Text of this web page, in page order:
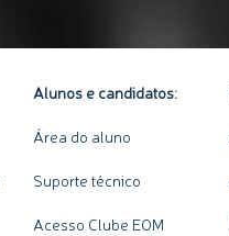
Alunos e candidatos:
Área do aluno
Suporte técnico
Acesso Clube EOM